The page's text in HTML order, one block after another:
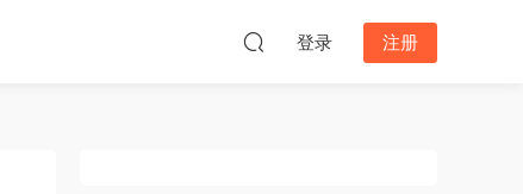
登录 注册